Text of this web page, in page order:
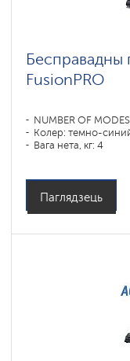
Бесправадны
FusionPRO
NUMBER OF
Колер: темно-
Вага нета, кг: 4
Паглядзець